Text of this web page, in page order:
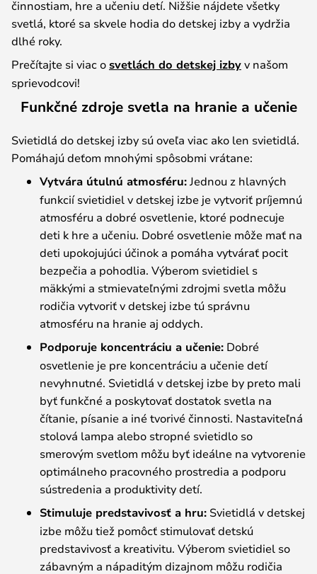
činnostiam, hre a učeniu detí. Nižšie nájdete všetky
svetlá, ktoré sa skvele hodia do detskej izby a vydržia
dlhé roky.
Prečítajte si viac o svetlách do detskej izbyv našom
sprievodcovi!
Funkčné zdroje svetla na hranie a učenie
Svietidlá do detskej izby sú oveľa viac ako len svietidlá.
Pomáhajú deťom mnohými spôsobmi vrátane:
Vytvára útulnú atmosféru: Jednou z hlavných
funkcií svietidiel v detskej izbe je vytvoriť príjemnú
atmosféru a dobré osvetlenie, ktoré podnecuje
deti k hre a učeniu. Dobré osvetlenie môže mať na
deti upokojujúci účinok a pomáha vytvárať pocit
bezpečia a pohodlia. Výberom svietidiel s
mäkkými a stmievateľnými zdrojmi svetla môžu
rodičia vytvoriť v detskej izbe tú správnu
atmosféru na hranie aj oddych.
Podporuje koncentráciu a učenie: Dobré
osvetlenie je pre koncentráciu a učenie detí
nevyhnutné. Svietidlá v detskej izbe by preto mali
byť funkčné a poskytovať dostatok svetla na
čítanie, písanie a iné tvorivé činnosti. Nastaviteľná
stolová lampa alebo stropné svietidlo so
smerovým svetlom môžu byť ideálne na vytvorenie
optimálneho pracovného prostredia a podporu
sústredenia a produktivity detí.
Stimuluje predstavivosť a hru: Svietidlá v detskej
izbe môžu tiež pomôcť stimulovať detskú
predstavivosť a kreativitu. Výberom svietidiel so
zábavným a nápaditým dizajnom môžu rodičia